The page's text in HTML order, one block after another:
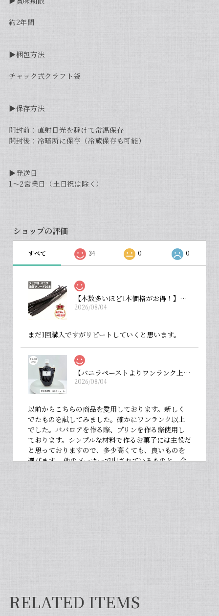
約2年間
▶︎梱包方法
チャック式クラフト袋
▶︎保存方法
開封前：直射日光を避けて常温保存
開封後：冷暗所に保存（冷蔵保存も可能）
▶︎発送日
1〜2営業日（土日祝は除く）
ショップの評価
すべて 34 0 0
【本数多いほど1本価格がお得！】【タヒチ種・通常グレード 13cm・バニラビーンズ・20本】
2026/08/04
まだ1回購入ですがリピートしていくと思います。
【バニラペーストよりワンランク上の天然の香り】【揮発成分が無いため加熱しても香りが揮発しない優れもの！】完全無添加・バニラピューレ（内容量：中サイズ 200 g）
2026/08/04
以前からこちらの商品を愛用しております。新しく
でたものを試してみました。確かにワンランク以上
でした。ババロアを作る際、プリンを作る際使用し
ております。シンプルな材料で作るお菓子には主役だ
と思っておりますので、多少高くても、良いものを
選びます。 他のメーカーで出されているものと、全
RELATED ITEMS